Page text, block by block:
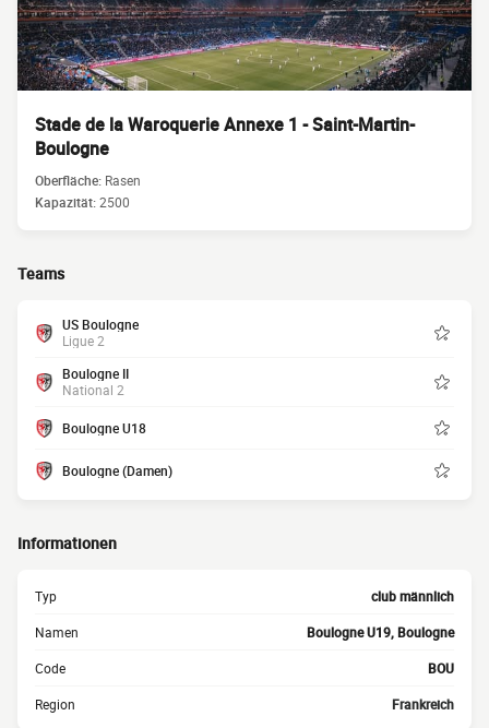
Stade de la Waroquerie Annexe 1 - Saint-Martin-
Boulogne
Oberfläche: Rasen
Kapazität:2500
Teams
US Boulogne
Ligue 2
Boulogne II
National 2
Boulogne U18
Boulogne (Damen)
Informationen
Typ club männlich
Namen Boulogne U19, Boulogne
Code BOU
Region Frankreich